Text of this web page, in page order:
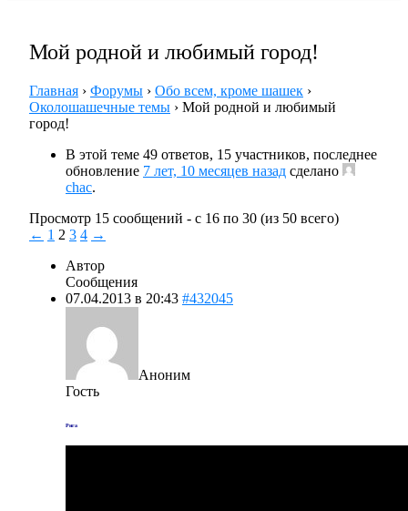
Мой родной и любимый город!
Главная › Форумы › Обо всем, кроме шашек ›
Околошашечные темы › Мой родной и любимый
город!
В этой теме 49 ответов, 15 участников, последнее
обновление 7 лет, 10 месяцев назад сделано
chac.
Просмотр 15 сообщений - с 16 по 30 (из 50 всего)
← 1 2 3 4 →
Автор
Сообщения
07.04.2013 в 20:43 #432045
Аноним
Гость
Рига